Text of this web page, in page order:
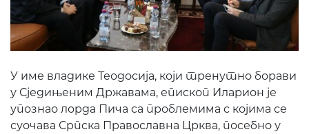
У име владике Теодосија, који тренутно борави
у Сједињеним Државама, епископ Иларион је
упознао лорда Пича са проблемима с којима се
суочава Српска Православна Црква, посебно у